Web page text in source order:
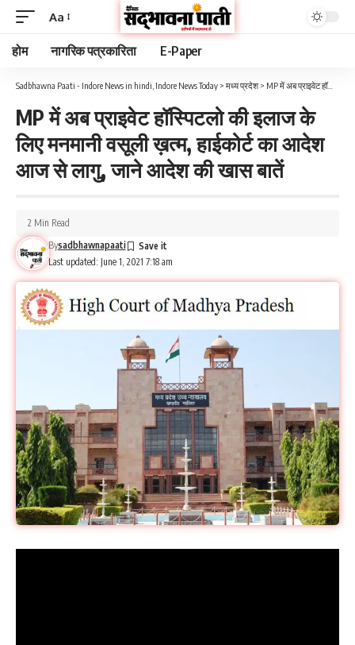
Aa
होम नागरिक पत्रकारिता E-Paper
Sadbhawna Paati - Indore News in hindi, Indore News Today > मध्य प्रदेश> MP में अब प्राइवेट हॉस्पिटलो की इलाज के लिए मनमानी वसूली ख़त्म, हाईकोर्ट का आदेश आज से लागु, जाने आदेश की खास बातें
MP में अब प्राइवेट हॉस्पिटलो की इलाज के
लिए मनमानी वसूली ख़त्म, हाईकोर्ट का आदेश
आज से लागु, जाने आदेश की खास बातें
Last updated: June 1, 2021 7:18 am
Bysadbhawnapaati
2 Min Read